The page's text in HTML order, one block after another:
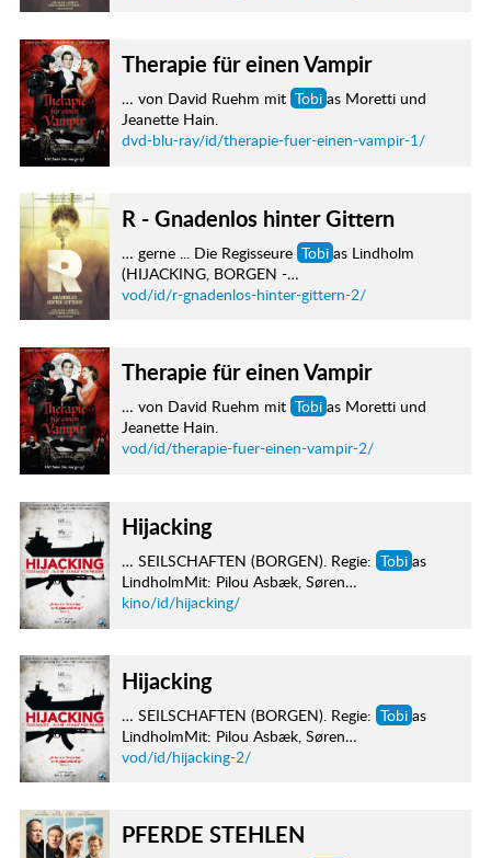
Therapie für einen Vampir
… von David Ruehm mit Tobi as Moretti und
Jeanette Hain.
dvd-blu-ray/id/therapie-fuer-einen-vampir-1/
R - Gnadenlos hinter Gittern
… gerne ... Die Regisseure Tobi as Lindholm
(HIJACKING, BORGEN -…
vod/id/r-gnadenlos-hinter-gittern-2/
Therapie für einen Vampir
… von David Ruehm mit Tobi as Moretti und
Jeanette Hain.
vod/id/therapie-fuer-einen-vampir-2/
Hijacking
… SEILSCHAFTEN (BORGEN). Regie: Tobi as
LindholmMit: Pilou Asbæk, Søren…
kino/id/hijacking/
Hijacking
… SEILSCHAFTEN (BORGEN). Regie: Tobi as
LindholmMit: Pilou Asbæk, Søren…
vod/id/hijacking-2/
PFERDE STEHLEN